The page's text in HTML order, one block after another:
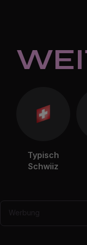
Typisch
Schwiiz
Werbung